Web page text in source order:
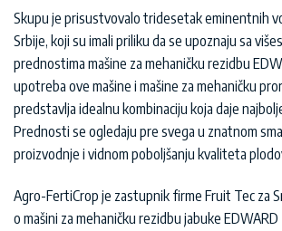
Skupu je prisustvovalo tridesetak eminentnih
Srbije, koji su imali priliku da se upoznaju sa
prednostima mašine za mehaničku rezidbu
upotreba ove mašine i mašine za mehaničku
predstavlja idealnu kombinaciju koja daje
Prednosti se ogledaju pre svega u znatnom
proizvodnje i vidnom poboljšanju kvaliteta
Agro-FertiCrop je zastupnik firme Fruit Tec za
o mašini za mehaničku rezidbu jabuke